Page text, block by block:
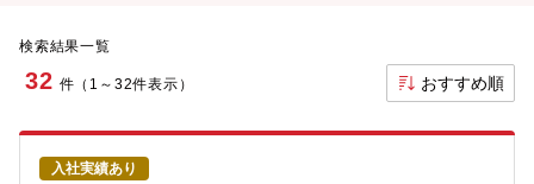
検索結果一覧
32 件（1～32件表示） おすすめ順
入社実績あり